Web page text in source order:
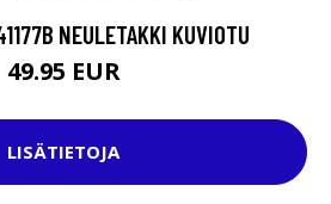
NEULETAKKI KUVIOTU
49.95 EUR
LISÄTIETOJA